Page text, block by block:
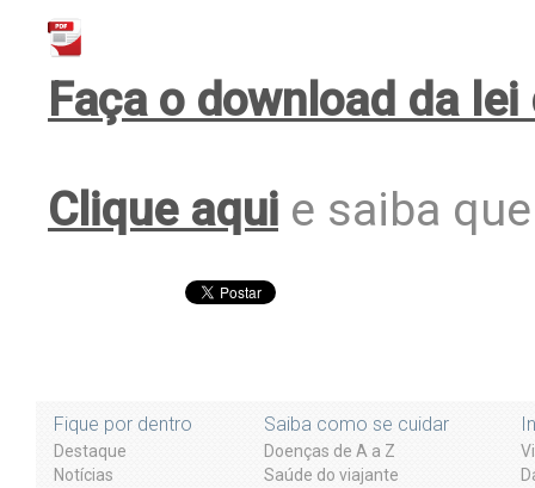
Faça o download da
Clique aqui e saiba
Fique por dentro
Destaque
Notícias
Saiba como se cuidar
Doenças de A a Z
Saúde do viajante